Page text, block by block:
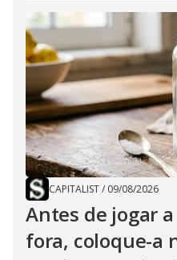
CAPITALIST/ 09/08/2026
Antes de jogar
fora, coloque-a